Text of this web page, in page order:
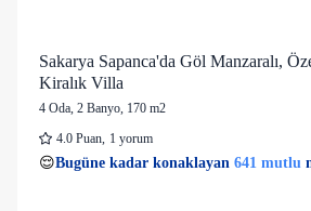
Sakarya Sapanca'da Göl Manzaralı,
Kiralık Villa
4 Oda, 2 Banyo, 170 m2
4.0 Puan, 1 yorum
👀Son 1 saatte37 kişigörüntüledi
21 kişi